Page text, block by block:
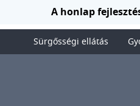
A honlap
Sürgősségi ellátás